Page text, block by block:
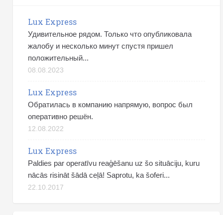
Lux Express
Удивительное рядом. Только что опубликовала
жалобу и несколько минут спустя пришел
положительный...
08.08.2023
Lux Express
Обратилась в компанию напрямую, вопрос был
оперативно решён.
12.08.2022
Lux Express
Paldies par operatīvu reaģēšanu uz šo situāciju, kuru
nācās risināt šādā ceļā! Saprotu, ka šoferi...
22.10.2017